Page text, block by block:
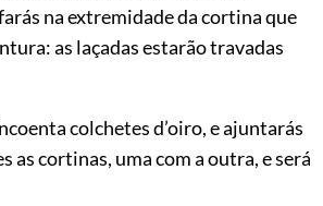
na extremidade da cortina que
as laçadas estarão travadas
colchetes d’oiro, e ajuntarás
as cortinas, uma com a outra, e será